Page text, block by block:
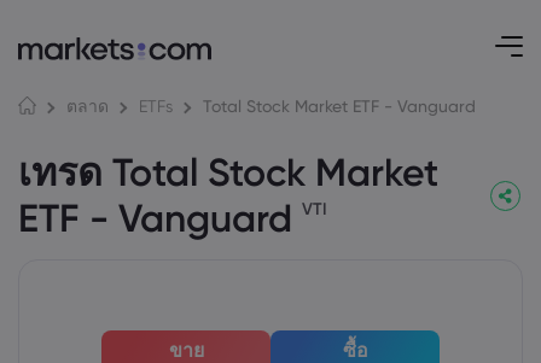
ตลาด ETFs Total Stock Market ETF - Vanguard
เทรด Total Stock Market
ETF - Vanguard VTI
ขาย ซื้อ